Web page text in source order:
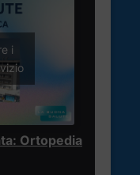
i
Ortopedia